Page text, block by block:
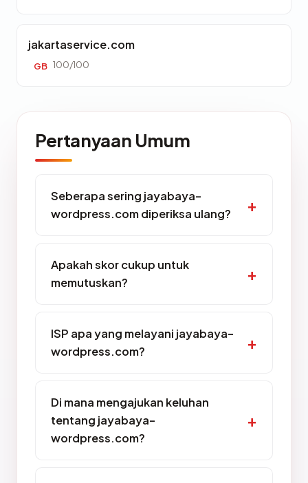
jakartaservice.com
GB 100/100
Pertanyaan Umum
Seberapa sering jayabaya-
wordpress.com diperiksa ulang?
Apakah skor cukup untuk
memutuskan?
ISP apa yang melayani jayabaya-
wordpress.com?
Di mana mengajukan keluhan
tentang jayabaya-
wordpress.com?